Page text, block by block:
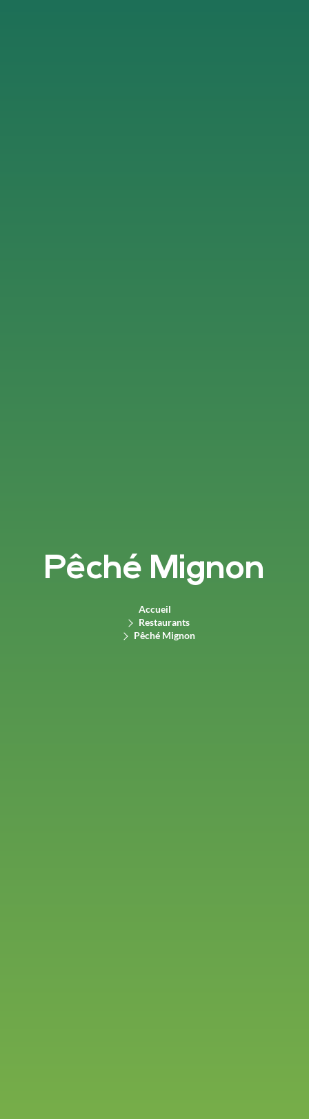
Pêché Mignon
Accueil
Restaurants
Pêché Mignon